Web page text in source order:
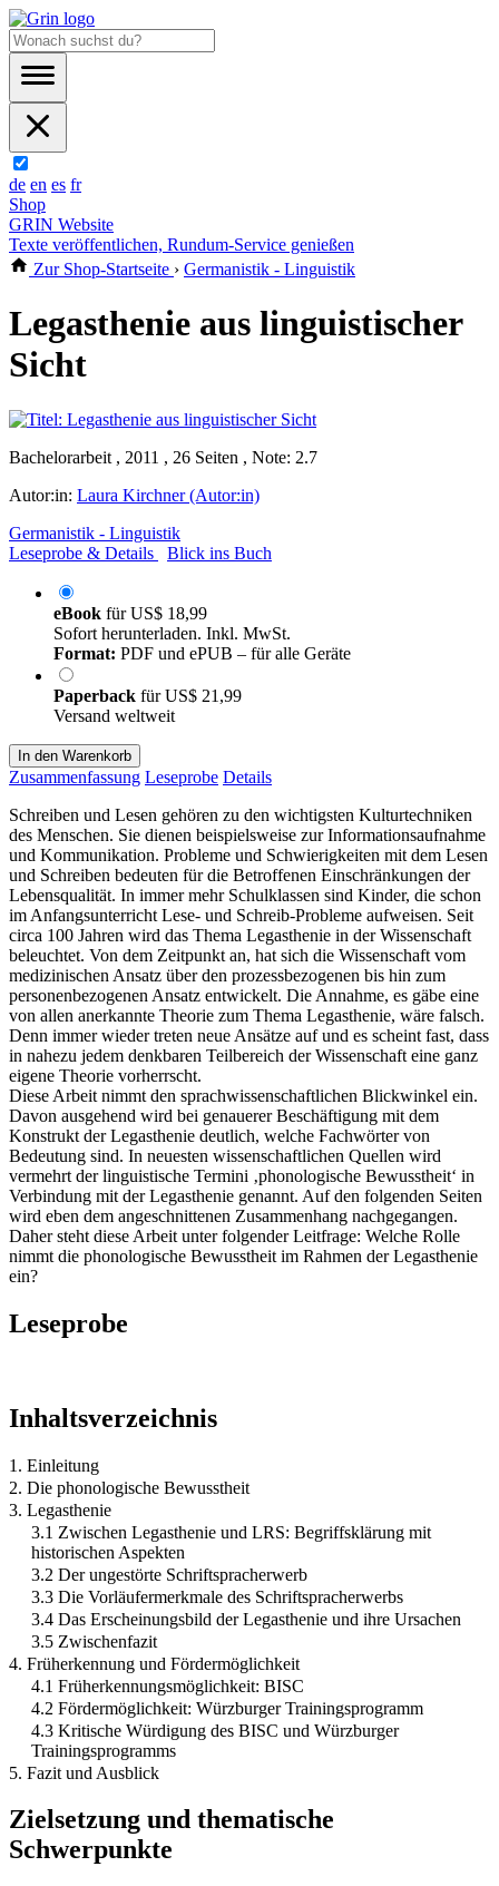
de en es fr
Shop
GRIN Website
Texte veröffentlichen, Rundum-Service genießen
Zur Shop-Startseite › Germanistik - Linguistik
Legasthenie aus linguistischer
Sicht
Bachelorarbeit , 2011 , 26 Seiten , Note: 2.7
Autor:in: Laura Kirchner (Autor:in)
Germanistik - Linguistik
Leseprobe & Details
Blick ins Buch
eBook fürUS$ 18,99
Sofort herunterladen. Inkl. MwSt.
Format: PDF und ePUB – für alle Geräte
Paperback fürUS$ 21,99
Versand weltweit
In den Warenkorb
Zusammenfassung Leseprobe Details
Schreiben und Lesen gehören zu den wichtigsten Kulturtechniken
des Menschen. Sie dienen beispielsweise zur Informationsaufnahme
und Kommunikation. Probleme und Schwierigkeiten mit dem Lesen
und Schreiben bedeuten für die Betroffenen Einschränkungen der
Lebensqualität. In immer mehr Schulklassen sind Kinder, die schon
im Anfangsunterricht Lese- und Schreib-Probleme aufweisen. Seit
circa 100 Jahren wird das Thema Legasthenie in der Wissenschaft
beleuchtet. Von dem Zeitpunkt an, hat sich die Wissenschaft vom
medizinischen Ansatz über den prozessbezogenen bis hin zum
personenbezogenen Ansatz entwickelt. Die Annahme, es gäbe eine
von allen anerkannte Theorie zum Thema Legasthenie, wäre falsch.
Denn immer wieder treten neue Ansätze auf und es scheint fast, dass
in nahezu jedem denkbaren Teilbereich der Wissenschaft eine ganz
eigene Theorie vorherrscht.
Diese Arbeit nimmt den sprachwissenschaftlichen Blickwinkel ein.
Davon ausgehend wird bei genauerer Beschäftigung mit dem
Konstrukt der Legasthenie deutlich, welche Fachwörter von
Bedeutung sind. In neuesten wissenschaftlichen Quellen wird
vermehrt der linguistische Termini ‚phonologische Bewusstheit‘ in
Verbindung mit der Legasthenie genannt. Auf den folgenden Seiten
wird eben dem angeschnittenen Zusammenhang nachgegangen.
Daher steht diese Arbeit unter folgender Leitfrage: Welche Rolle
nimmt die phonologische Bewusstheit im Rahmen der Legasthenie
ein?
Leseprobe
Inhaltsverzeichnis
1. Einleitung
2. Die phonologische Bewusstheit
3. Legasthenie
3.1 Zwischen Legasthenie und LRS: Begriffsklärung mit
historischen Aspekten
3.2 Der ungestörte Schriftspracherwerb
3.3 Die Vorläufermerkmale des Schriftspracherwerbs
3.4 Das Erscheinungsbild der Legasthenie und ihre Ursachen
3.5 Zwischenfazit
4. Früherkennung und Fördermöglichkeit
4.1 Früherkennungsmöglichkeit: BISC
4.2 Fördermöglichkeit: Würzburger Trainingsprogramm
4.3 Kritische Würdigung des BISC und Würzburger
Trainingsprogramms
5. Fazit und Ausblick
Zielsetzung und thematische
Schwerpunkte